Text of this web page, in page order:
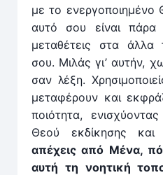
με το ενεργοποιημένο
αυτό σου είναι
μεταθέτεις στα
σου. Μιλάς γι’ αυτήν,
σαν λέξη.
μεταφέρουν και
ποιότητα,
Θεού εκδίκησης και
απέχεις από Μένα,
αυτή τη νοητική